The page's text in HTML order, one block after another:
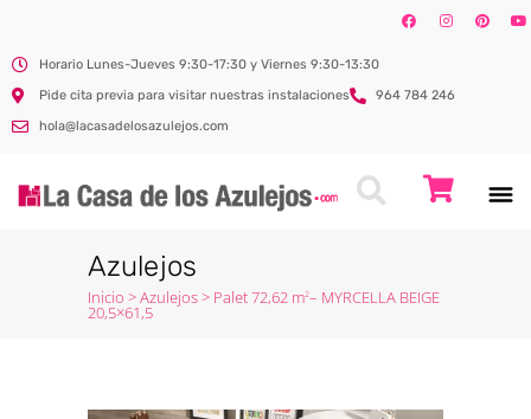
Horario Lunes-Jueves 9:30-17:30 y Viernes 9:30-13:30
Pide cita previa para visitar nuestras instalaciones
964 784 246
hola@lacasadelosazulejos.com
Azulejos
Inicio >Azulejos> Palet 72,62 m2– MYRCELLA BEIGE
20,5×61,5